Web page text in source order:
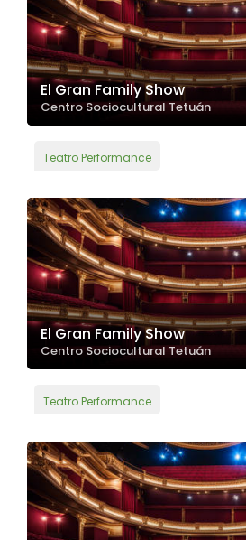
El Gran Family Show
Centro Sociocultural Tetuán
Teatro Performance
El Gran Family Show
Centro Sociocultural Tetuán
Teatro Performance